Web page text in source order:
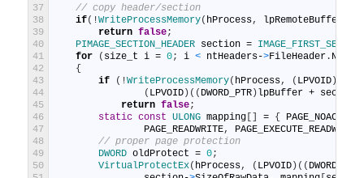
37
38
39
40
41
42
43
44
45
46
47
48
49
50
// copy header/section
if( !WriteProcessMemory( hProcess, lpRemoteBuffer
return false;
PIMAGE_SECTION_HEADER section =
for
( size_t i = 0; i < ntHeaders->FileHeader .
{
if
( !WriteProcessMemory( hProcess, ( LPVOID )
( LPVOID ) ( ( DWORD_PTR ) lpBuffer + section
return false;
static const ULONG mapping = { PAGE_NOACCESS
PAGE_READWRITE, PAGE_EXECUTE_READWRITE
// proper page protection
DWORD oldProtect = 0;
VirtualProtectEx( hProcess, ( LPVOID ) ( ( DWORD_PTR